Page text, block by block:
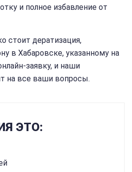
и полное избавление от
стоит дератизация,
в Хабаровске, указанному на
заявку, и наши
на все ваши вопросы.
ЭТО: